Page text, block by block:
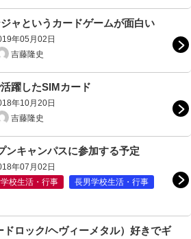
ャというカードゲームが面白い
年05月02日
吉藤隆史
躍したSIMカード
年10月20日
吉藤隆史
ンキャンパスに参加する予定
年07月02日
校生活・行事
長男学校生活・行事
ドロック/ヘヴィーメタル）好きでギ